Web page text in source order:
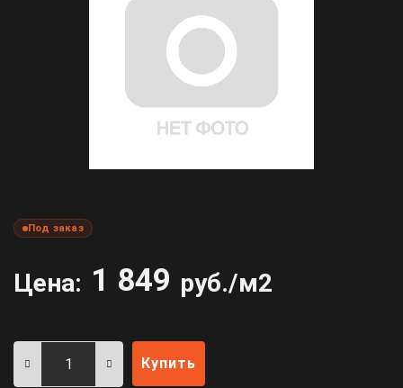
Под заказ
Цена: 1 849 руб./м2
Купить